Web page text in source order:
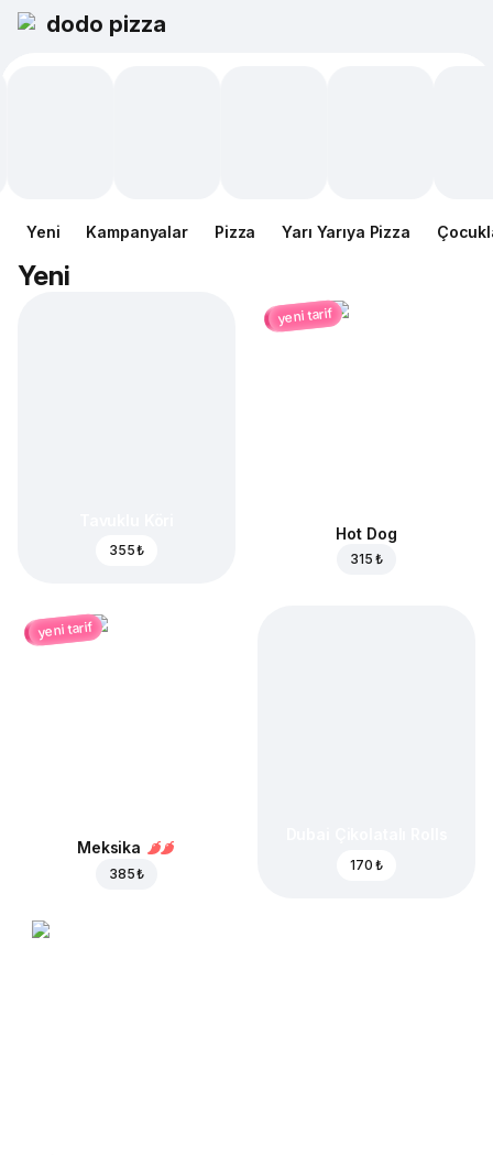
dodo pizza
Yeni Kampanyalar Pizza Yarı Yarıya Pizza
Yeni
355 ₺
yeni tarif
Hot Dog
315 ₺
yeni tarif
Meksika
385 ₺
170 ₺